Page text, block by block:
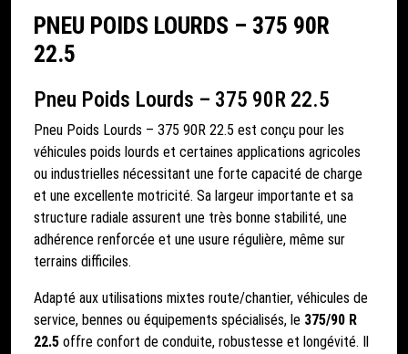
PNEU POIDS LOURDS – 375 90R
22.5
Pneu Poids Lourds – 375 90R 22.5
Pneu Poids Lourds – 375 90R 22.5 est conçu pour les
véhicules poids lourds et certaines applications agricoles
ou industrielles nécessitant une forte capacité de charge
et une excellente motricité. Sa largeur importante et sa
structure radiale assurent une très bonne stabilité, une
adhérence renforcée et une usure régulière, même sur
terrains difficiles.
Adapté aux utilisations mixtes route/chantier, véhicules de
service, bennes ou équipements spécialisés, le 375/90 R
22.5 offre confort de conduite, robustesse et longévité. Il